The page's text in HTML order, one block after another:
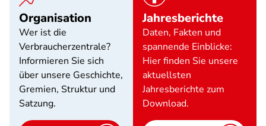
Organisation
Wer ist die
Verbraucherzentrale?
Informieren Sie sich
über unsere Geschichte,
Gremien, Struktur und
Satzung.
Jahresberichte
Daten, Fakten und
spannende Einblicke:
Hier finden Sie unsere
aktuellsten
Jahresberichte zum
Download.